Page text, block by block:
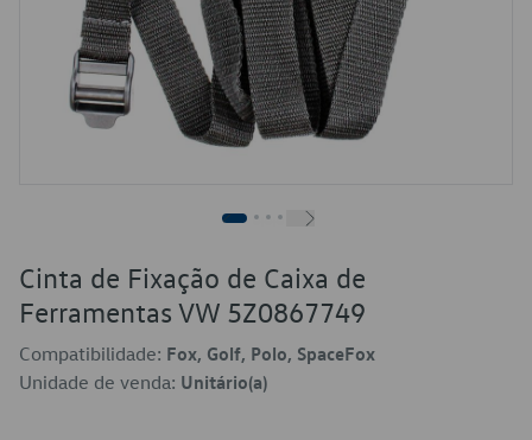
Cinta de Fixação de Caixa de
Ferramentas VW 5Z0867749
Compatibilidade: Fox, Golf, Polo, SpaceFox
Unidade de venda: Unitário(a)